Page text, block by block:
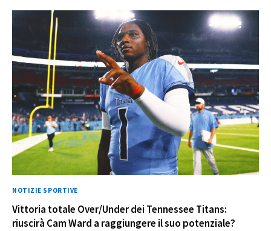
NOTIZIE SPORTIVE
Vittoria totale Over/Under dei Tennessee Titans:
riuscirà Cam Ward a raggiungere il suo potenziale?